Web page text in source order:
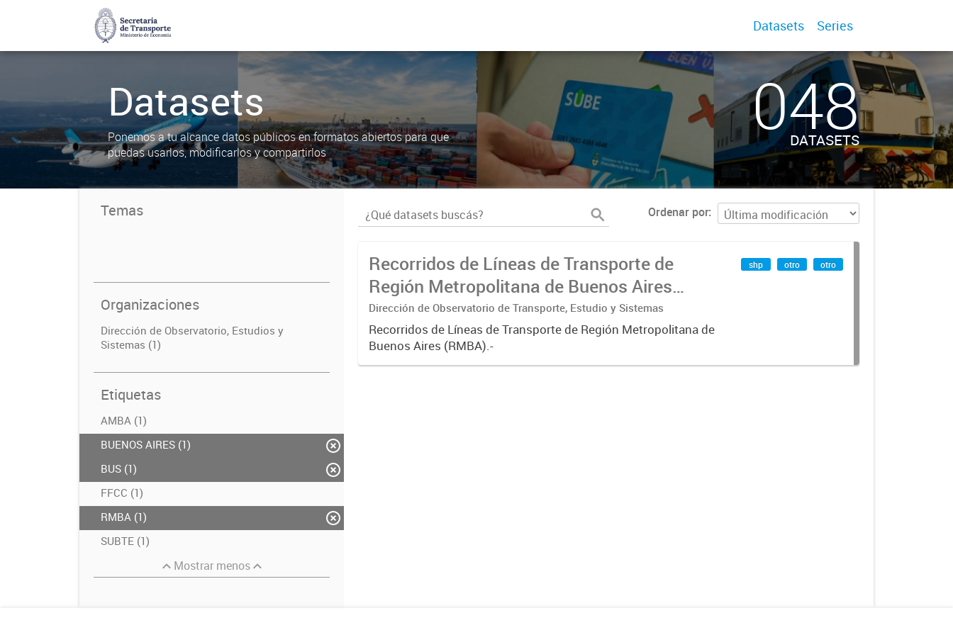
Datasets Series
Datasets
Ponemos a tu alcance datos públicos en formatos abiertos para que
puedas usarlos, modificarlos y compartirlos
048
DATASETS
Temas
Organizaciones
Dirección de Observatorio, Estudios y
Sistemas (1)
Etiquetas
AMBA (1)
BUENOS AIRES (1)
BUS (1)
FFCC (1)
RMBA (1)
SUBTE (1)
Mostrar menos
Ordenar por
Recorridos de Líneas de Transporte de
Región Metropolitana de Buenos Aires
(RMBA)
Dirección de Observatorio de Transporte, Estudio y Sistemas
Recorridos de Líneas de Transporte de Región Metropolitana de
Buenos Aires (RMBA).-
shp otro otro